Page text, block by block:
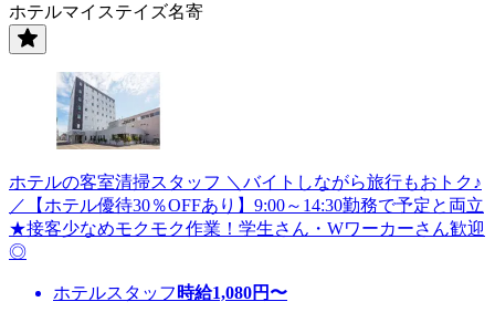
ホテルマイステイズ名寄
ホテルの客室清掃スタッフ ＼バイトしながら旅行もおトク♪
／【ホテル優待30％OFFあり】9:00～14:30勤務で予定と両立
★接客少なめモクモク作業！学生さん・Wワーカーさん歓迎
◎
ホテルスタッフ 時給1,080円〜